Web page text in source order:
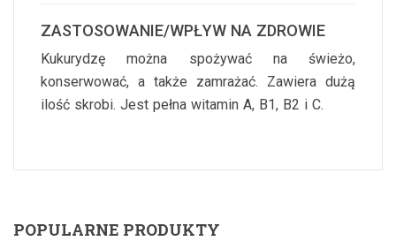
ZASTOSOWANIE/WPŁYW NA ZDROWIE
Kukurydzę można spożywać na świeżo,
konserwować, a także zamrażać. Zawiera dużą
ilość skrobi. Jest pełna witamin A, B1, B2 i C.
POPULARNE PRODUKTY